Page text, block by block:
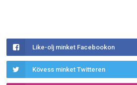
Like-olj minket Facebookon
Kövess minket Twitteren